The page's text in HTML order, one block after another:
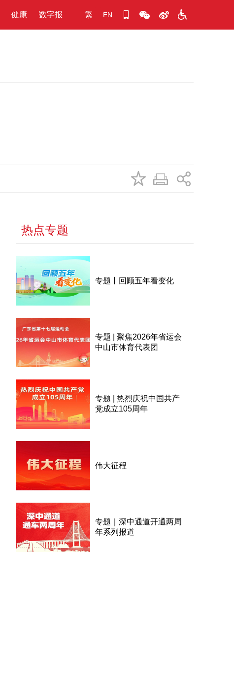
健康 数字报 繁 EN
热点专题
专题丨回顾五年看变化
专题 | 聚焦2026年省运会
中山市体育代表团
专题 | 热烈庆祝中国共产
党成立105周年
伟大征程
专题｜深中通道开通两周
年系列报道